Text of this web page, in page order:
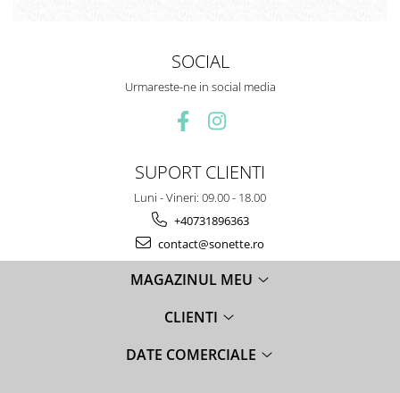
SOCIAL
Urmareste-ne in social media
SUPORT CLIENTI
Luni - Vineri: 09.00 - 18.00
+40731896363
contact@sonette.ro
MAGAZINUL MEU
CLIENTI
DATE COMERCIALE